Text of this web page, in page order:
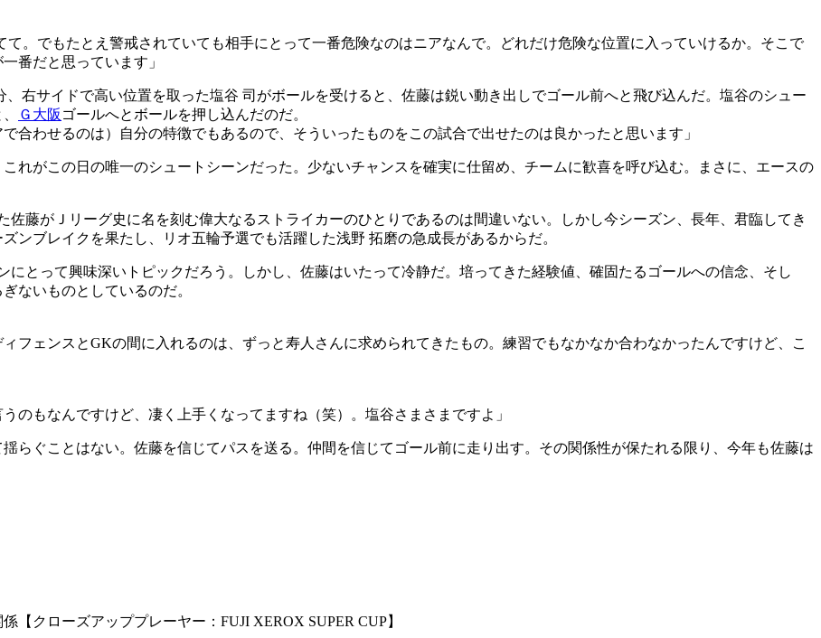
て。でもたとえ警戒されていても相手にとって一番危険なのはニアなんで。どれだけ危険な位置に入っていけるか。そこで
番だと思っています」
右サイドで高い位置を取った塩谷 司がボールを受けると、佐藤は鋭い動き出しでゴール前へと飛び込んだ。塩谷のシュー
Ｇ大阪 ゴールへとボールを押し込んだのだ。
合わせるのは）自分の特徴でもあるので、そういったものをこの試合で出せたのは良かったと思います」
れがこの日の唯一のシュートシーンだった。少ないチャンスを確実に仕留め、チームに歓喜を呼び込む。まさに、エースの
佐藤がＪリーグ史に名を刻む偉大なるストライカーのひとりであるのは間違いない。しかし今シーズン、長年、君臨してき
ンブレイクを果たし、リオ五輪予選でも活躍した浅野 拓磨の急成長があるからだ。
とって興味深いトピックだろう。しかし、佐藤はいたって冷静だ。培ってきた経験値、確固たるゴールへの信念、そし
ないものとしているのだ。
フェンスとGKの間に入れるのは、ずっと寿人さんに求められてきたもの。練習でもなかなか合わなかったんですけど、こ
のもなんですけど、凄く上手くなってますね（笑）。塩谷さまさまですよ」
らぐことはない。佐藤を信じてパスを送る。仲間を信じてゴール前に走り出す。その関係性が保たれる限り、今年も佐藤は
【クローズアッププレーヤー：FUJI XEROX SUPER CUP】